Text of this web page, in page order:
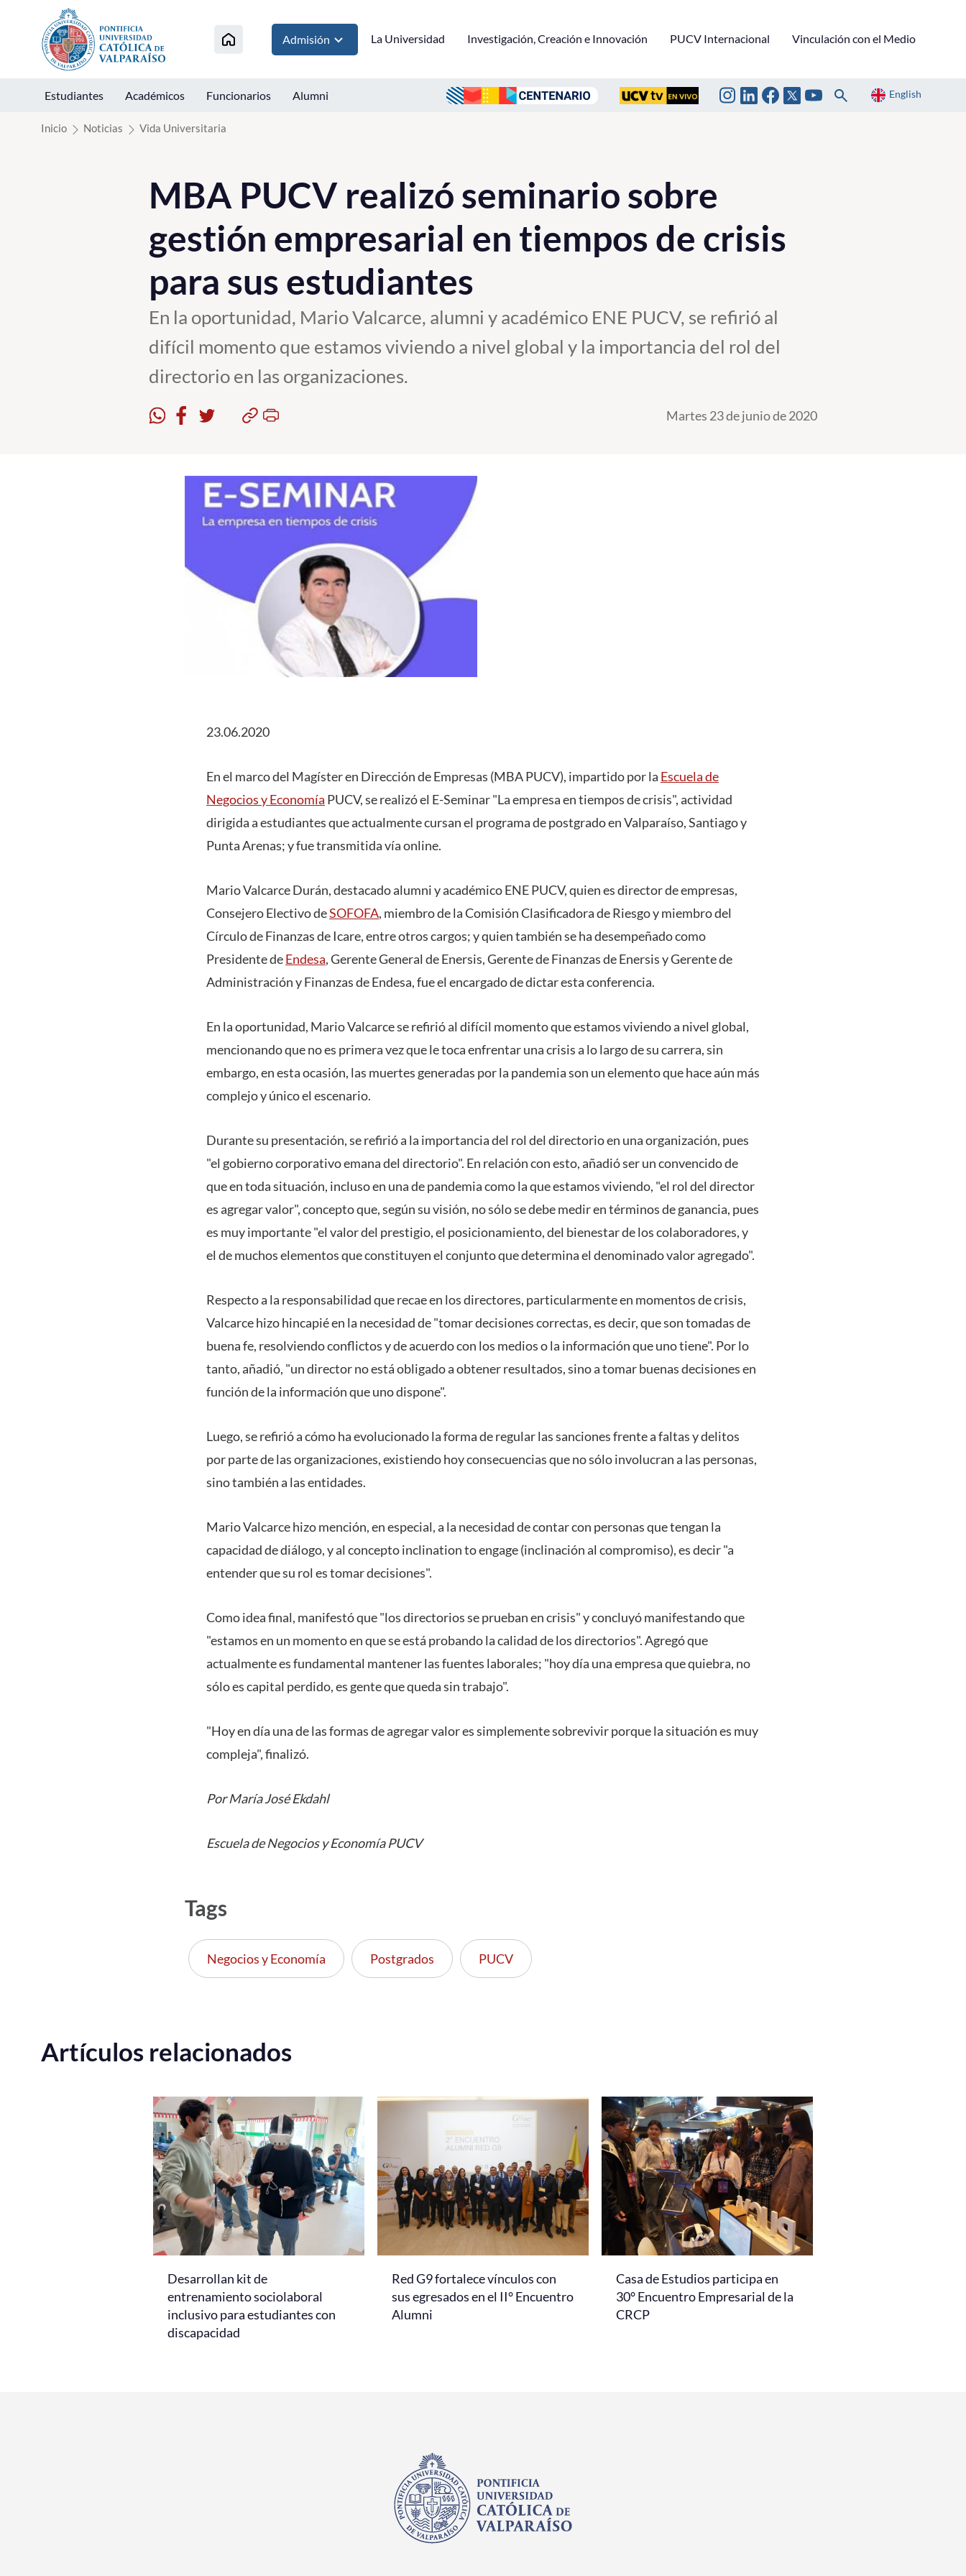
Click acá para ir directamente al contenido
Admisión La Universidad Investigación, Creación e Innovación PUCV Internacional Vinculación con el Medio
Estudiantes Académicos Funcionarios Alumni English
Inicio Noticias Vida Universitaria
MBA PUCV realizó seminario sobre
gestión empresarial en tiempos de crisis
para sus estudiantes
En la oportunidad, Mario Valcarce, alumni y académico ENE PUCV, se refirió al
difícil momento que estamos viviendo a nivel global y la importancia del rol del
directorio en las organizaciones.
Martes 23 de junio de 2020
23.06.2020
En el marco del Magíster en Dirección de Empresas (MBA PUCV), impartido por la Escuela de
Negocios y Economía PUCV, se realizó el E-Seminar "La empresa en tiempos de crisis", actividad
dirigida a estudiantes que actualmente cursan el programa de postgrado en Valparaíso, Santiago y
Punta Arenas; y fue transmitida vía online.
Mario Valcarce Durán, destacado alumni y académico ENE PUCV, quien es director de empresas,
Consejero Electivo deSOFOFA, miembro de la Comisión Clasificadora de Riesgo y miembro del
Círculo de Finanzas de Icare, entre otros cargos; y quien también se ha desempeñado como
Presidente deEndesa, Gerente General de Enersis, Gerente de Finanzas de Enersis y Gerente de
Administración y Finanzas de Endesa, fue el encargado de dictar esta conferencia.
En la oportunidad, Mario Valcarce se refirió al difícil momento que estamos viviendo a nivel global,
mencionando que no es primera vez que le toca enfrentar una crisis a lo largo de su carrera, sin
embargo, en esta ocasión, las muertes generadas por la pandemia son un elemento que hace aún más
complejo y único el escenario.
Durante su presentación, se refirió a la importancia del rol del directorio en una organización, pues
"el gobierno corporativo emana del directorio". En relación con esto, añadió ser un convencido de
que en toda situación, incluso en una de pandemia como la que estamos viviendo, "el rol del director
es agregar valor", concepto que, según su visión, no sólo se debe medir en términos de ganancia, pues
es muy importante "el valor del prestigio, el posicionamiento, del bienestar de los colaboradores, y
el de muchos elementos que constituyen el conjunto que determina el denominado valor agregado".
Respecto a la responsabilidad que recae en los directores, particularmente en momentos de crisis,
Valcarce hizo hincapié en la necesidad de "tomar decisiones correctas, es decir, que son tomadas de
buena fe, resolviendo conflictos y de acuerdo con los medios o la información que uno tiene". Por lo
tanto, añadió, "un director no está obligado a obtener resultados, sino a tomar buenas decisiones en
función de la información que uno dispone".
Luego, se refirió a cómo ha evolucionado la forma de regular las sanciones frente a faltas y delitos
por parte de las organizaciones, existiendo hoy consecuencias que no sólo involucran a las personas,
sino también a las entidades.
Mario Valcarce hizo mención, en especial, a la necesidad de contar con personas que tengan la
capacidad de diálogo, y al concepto inclination to engage (inclinación al compromiso), es decir "a
entender que su rol es tomar decisiones".
Como idea final, manifestó que "los directorios se prueban en crisis" y concluyó manifestando que
"estamos en un momento en que se está probando la calidad de los directorios". Agregó que
actualmente es fundamental mantener las fuentes laborales; "hoy día una empresa que quiebra, no
sólo es capital perdido, es gente que queda sin trabajo".
"Hoy en día una de las formas de agregar valor es simplemente sobrevivir porque la situación es muy
compleja", finalizó.
Por María José Ekdahl
Escuela de Negocios y Economía PUCV
Tags
Negocios y Economía Postgrados PUCV
Artículos relacionados
Desarrollan kit de
entrenamiento sociolaboral
inclusivo para estudiantes con
discapacidad
Red G9 fortalece vínculos con
sus egresados en el II° Encuentro
Alumni
Casa de Estudios participa en
30° Encuentro Empresarial de la
CRCP